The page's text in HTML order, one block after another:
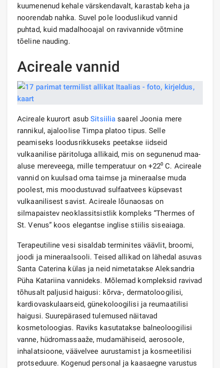
kuumenenud kehale värskendavalt, karastab keha ja
noorendab nahka. Suvel pole looduslikud vannid
puhtad, kuid madalhooajal on ravivannide võtmine
tõeline nauding.
Acireale vannid
Acireale kuurort asubSitsiilia saarel Joonia mere
rannikul, ajaloolise Timpa platoo tipus. Selle
peamiseks loodusrikkuseks peetakse iidseid
vulkaanilise päritoluga allikaid, mis on segunenud maa-
aluse mereveega, mille temperatuur on +22⁰ C. Acireale
vannid on kuulsad oma taimse ja mineraalse muda
poolest, mis moodustuvad sulfaatvees küpsevast
vulkaanilisest savist. Acireale lõunaosas on
silmapaistev neoklassitsistlik kompleks “Thermes of
St. Venus” koos elegantse inglise stiilis siseaiaga.
Terapeutiline vesi sisaldab terminites väävlit, broomi,
joodi ja mineraalsooli. Teised allikad on lähedal asuvas
Santa Caterina külas ja neid nimetatakse Aleksandria
Püha Katariina vannideks. Mõlemad kompleksid ravivad
tõhusalt paljusid haigusi: kõrva-, dermatoloogilisi,
kardiovaskulaarseid, günekoloogilisi ja reumaatilisi
haigusi. Suurepärased tulemused näitavad
kosmetoloogias. Raviks kasutatakse balneoloogilisi
vanne, hüdromassaaže, mudamähiseid, aerosoole,
inhalatsioone, väävelvee aurustamist ja kosmeetilisi
protseduure. Kogenud personal ja kaasaegne varustus